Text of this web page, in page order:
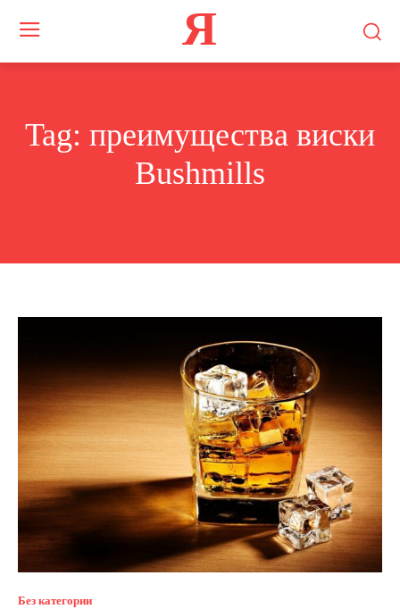
Я
Tag: преимущества виски
Bushmills
Без категории